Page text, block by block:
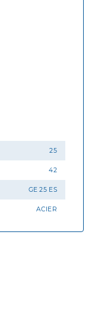
25
42
GE 25 ES
ACIER